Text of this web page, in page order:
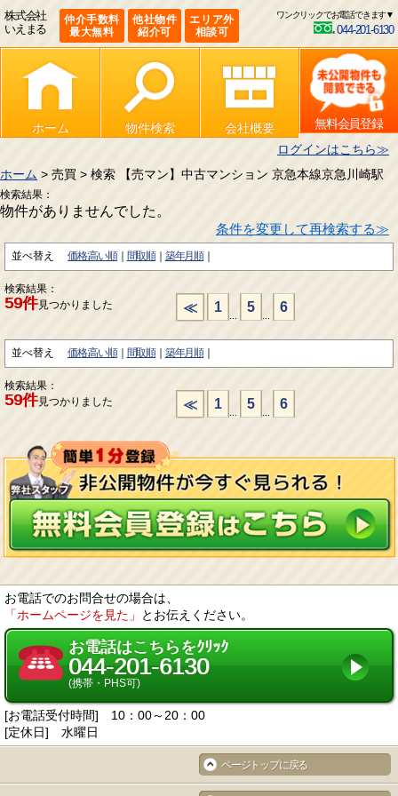
株式会社
いえまる
仲介手数料
最大無料
他社物件
紹介可
エリア外
相談可
ワンクリックでお電話できます▼
044-201-6130
ホーム 物件検索 会社概要
無料会員登録
ログインはこちら≫
ホーム > 売買 > 検索 【売マン】中古マンション 京急本線京急川崎駅
検索結果：
物件がありませんでした。
条件を変更して再検索する≫
並べ替え 価格:高い順 間取順 築年月順
検索結果：
59件見つかりました ≪ 1
...
5
...
6
並べ替え 価格:高い順 間取順 築年月順
検索結果：
59件見つかりました ≪ 1
...
5
...
6
お電話でのお問合せの場合は、
「ホームページを見た」
とお伝えください。
お電話はこちらをｸﾘｯｸ
044-201-6130
(携帯・PHS可)
[お電話受付時間] 10：00～20：00
[定休日] 水曜日
ページトップに戻る